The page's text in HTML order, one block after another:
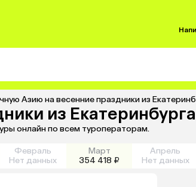
Азию на весенние праздники из
из Екатеринбурга
онлайн по всем туроператорам.
Февраль
Нет данных
Март
354 418 ₽
Апрель
Нет данных